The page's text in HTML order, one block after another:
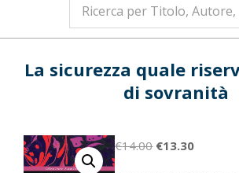
La sicurezza quale
di sovranità
€14.00 Il
€13.30Il